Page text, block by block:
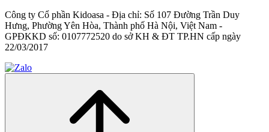
Công ty Cổ phần Kidoasa - Địa chỉ: Số 107 Đường Trần Duy
Hưng, Phường Yên Hòa, Thành phố Hà Nội, Việt Nam -
GPĐKKD số: 0107772520 do sở KH & ĐT TP.HN cấp ngày
22/03/2017